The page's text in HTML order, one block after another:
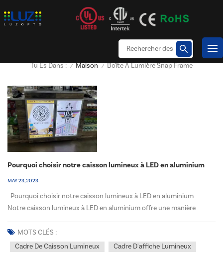
Tu Es Dans : / Maison / Boîte À Lumière Snap Frame
Pourquoi choisir notre caisson lumineux à LED en aluminium
MAY 23, 2023
Pourquoi choisir notre caisson lumineux à LED en aluminium
Notre caisson lumineux à LED en aluminium offre une manière
élégante et moderne d'afficher vos graphiques et publicités.
Fabriqué à partir d'aluminium durable, ce cadre de...
MOTS CLÉS :
Cadre De Caisson Lumineux
Cadre D'affiche Lumineux